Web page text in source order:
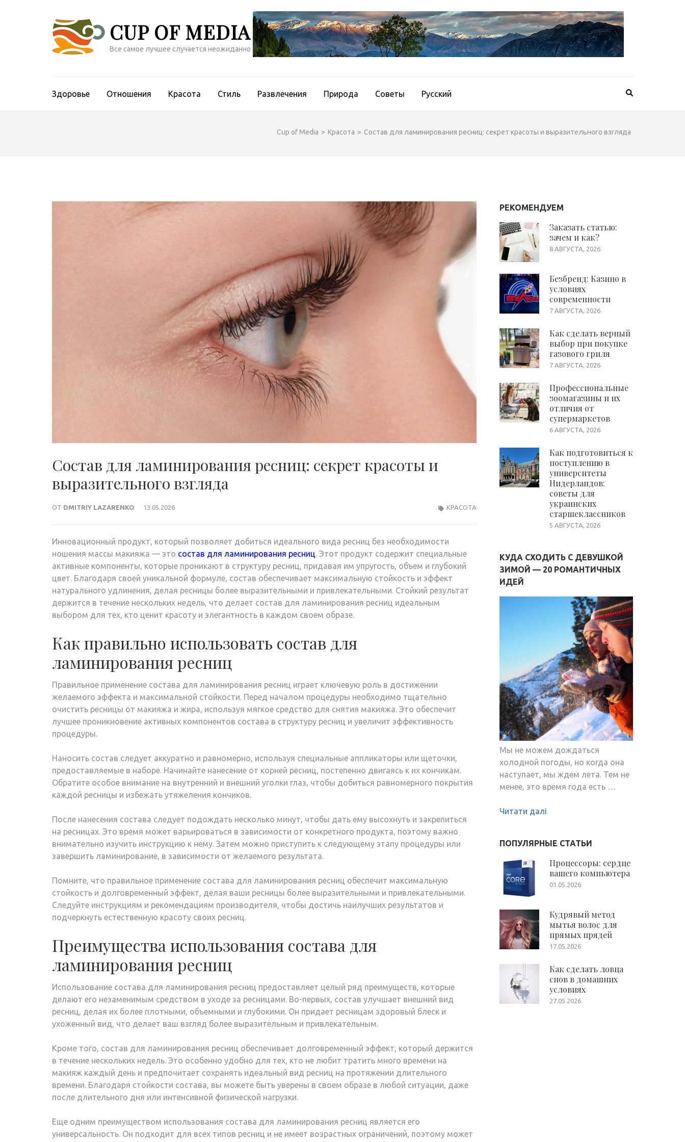
содержимому
CUP OF MEDIA
Все самое лучшее случается неожиданно
Здоровье Отношения Красота Стиль Развлечения Природа Советы Русский
Cup of Media > Красота > Состав для ламинирования ресниц: секрет красоты и выразительного взгляда
Состав для ламинирования ресниц: секрет красоты и
выразительного взгляда
ОТ DMITRIY LAZARENKO 13.05.2026 КРАСОТА
Инновационный продукт, который позволяет добиться идеального вида ресниц без необходимости
ношения массы макияжа — это состав для ламинирования ресниц. Этот продукт содержит специальные
активные компоненты, которые проникают в структуру ресниц, придавая им упругость, объем и глубокий
цвет. Благодаря своей уникальной формуле, состав обеспечивает максимальную стойкость и эффект
натурального удлинения, делая ресницы более выразительными и привлекательными. Стойкий результат
держится в течение нескольких недель, что делает состав для ламинирования ресниц идеальным
выбором для тех, кто ценит красоту и элегантность в каждом своем образе.
Как правильно использовать состав для
ламинирования ресниц
Правильное применение состава для ламинирования ресниц играет ключевую роль в достижении
желаемого эффекта и максимальной стойкости. Перед началом процедуры необходимо тщательно
очистить ресницы от макияжа и жира, используя мягкое средство для снятия макияжа. Это обеспечит
лучшее проникновение активных компонентов состава в структуру ресниц и увеличит эффективность
процедуры.
Наносить состав следует аккуратно и равномерно, используя специальные аппликаторы или щеточки,
предоставляемые в наборе. Начинайте нанесение от корней ресниц, постепенно двигаясь к их кончикам.
Обратите особое внимание на внутренний и внешний уголки глаз, чтобы добиться равномерного покрытия
каждой ресницы и избежать утяжеления кончиков.
После нанесения состава следует подождать несколько минут, чтобы дать ему высохнуть и закрепиться
на ресницах. Это время может варьироваться в зависимости от конкретного продукта, поэтому важно
внимательно изучить инструкцию к нему. Затем можно приступить к следующему этапу процедуры или
завершить ламинирование, в зависимости от желаемого результата.
Помните, что правильное применение состава для ламинирования ресниц обеспечит максимальную
стойкость и долговременный эффект, делая ваши ресницы более выразительными и привлекательными.
Следуйте инструкциям и рекомендациям производителя, чтобы достичь наилучших результатов и
подчеркнуть естественную красоту своих ресниц.
Преимущества использования состава для
ламинирования ресниц
Использование состава для ламинирования ресниц предоставляет целый ряд преимуществ, которые
делают его незаменимым средством в уходе за ресницами. Во-первых, состав улучшает внешний вид
ресниц, делая их более плотными, объемными и глубокими. Он придает ресницам здоровый блеск и
ухоженный вид, что делает ваш взгляд более выразительным и привлекательным.
Кроме того, состав для ламинирования ресниц обеспечивает долговременный эффект, который держится
в течение нескольких недель. Это особенно удобно для тех, кто не любит тратить много времени на
макияж каждый день и предпочитает сохранять идеальный вид ресниц на протяжении длительного
времени. Благодаря стойкости состава, вы можете быть уверены в своем образе в любой ситуации, даже
после длительного дня или интенсивной физической нагрузки.
Еще одним преимуществом использования состава для ламинирования ресниц является его
универсальность. Он подходит для всех типов ресниц и не имеет возрастных ограничений, поэтому может
РЕКОМЕНДУЕМ
Заказать статью:
зачем и как?
8 АВГУСТА, 2026
Безбренд: Казино в
условиях
современности
7 АВГУСТА, 2026
Как сделать верный
выбор при покупке
газового гриля
7 АВГУСТА, 2026
Профессиональные
зоомагазины и их
отличия от
супермаркетов
6 АВГУСТА, 2026
Как подготовиться к
поступлению в
университеты
Нидерландов:
советы для
украинских
старшеклассников
5 АВГУСТА, 2026
КУДА СХОДИТЬ С ДЕВУШКОЙ
ЗИМОЙ — 20 РОМАНТИЧНЫХ
ИДЕЙ
Мы не можем дождаться
холодной погоды, но когда она
наступает, мы ждем лета. Тем не
менее, это время года есть …
Читати далі
ПОПУЛЯРНЫЕ СТАТЬИ
Процессоры: сердце
вашего компьютера
01.05.2026
Кудрявый метод
мытья волос для
прямых прядей
17.05.2026
Как сделать ловца
снов в домашних
условиях
27.05.2026